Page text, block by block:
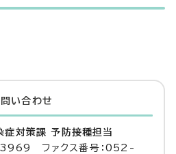
い合わせ
対策課 予防接種担当
ファクス番号：052-